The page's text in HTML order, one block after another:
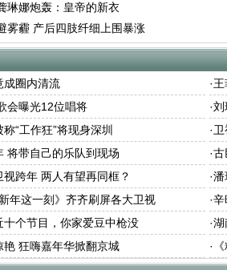
琳娜炮轰：皇帝的新衣
雾霾 产后四肢纤细上围暴涨
成圈内清流 ·
会曝光12位唱将 ·刘
“工作狂”将现身深圳 ·
将带自己的乐队到现场 ·古
跨年 两人有望再同框？ ·潘
年这一刻》齐齐刷屏各大卫视 ·辛
个节目，你家爱豆中枪没 ·湖
狂嗨嘉年华掀翻京城 ·